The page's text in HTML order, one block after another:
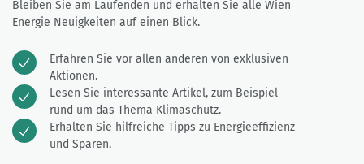
Bleiben Sie am Laufenden und erhalten Sie alle Wien
Energie Neuigkeiten auf einen Blick.
Erfahren Sie vor allen anderen von exklusiven
Aktionen.
Lesen Sie interessante Artikel, zum Beispiel
rund um das Thema Klimaschutz.
Erhalten Sie hilfreiche Tipps zu Energieeffizienz
und Sparen.